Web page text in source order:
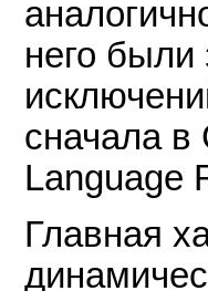
него были
сначала в
Language
Главная